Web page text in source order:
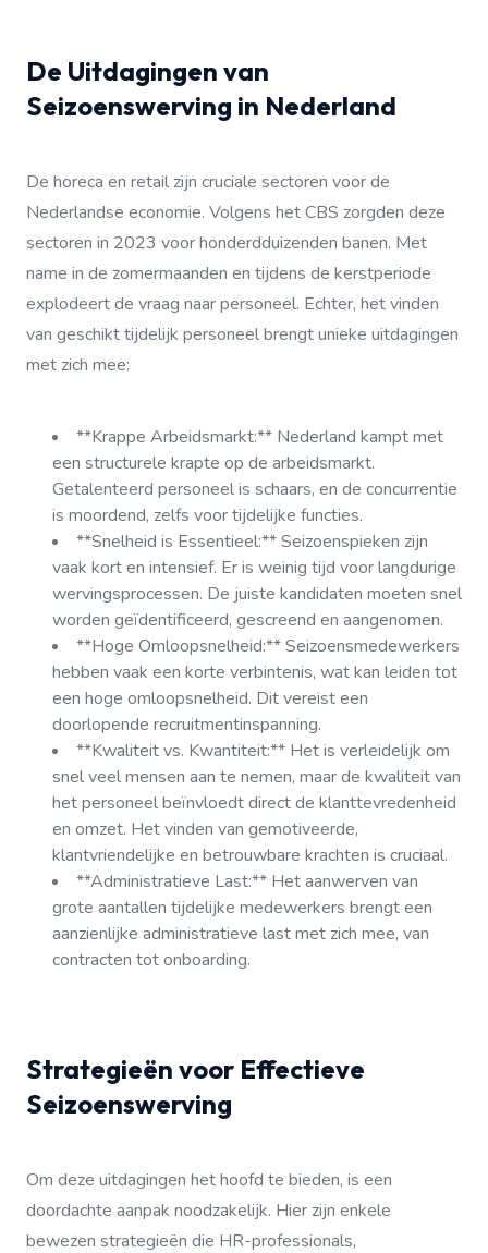
De Uitdagingen van
Seizoenswerving in Nederland
De horeca en retail zijn cruciale sectoren voor de
Nederlandse economie. Volgens het CBS zorgden deze
sectoren in 2023 voor honderdduizenden banen. Met
name in de zomermaanden en tijdens de kerstperiode
explodeert de vraag naar personeel. Echter, het vinden
van geschikt tijdelijk personeel brengt unieke uitdagingen
met zich mee:
**Krappe Arbeidsmarkt:** Nederland kampt met
een structurele krapte op de arbeidsmarkt.
Getalenteerd personeel is schaars, en de concurrentie
is moordend, zelfs voor tijdelijke functies.
**Snelheid is Essentieel:** Seizoenspieken zijn
vaak kort en intensief. Er is weinig tijd voor langdurige
wervingsprocessen. De juiste kandidaten moeten snel
worden geïdentificeerd, gescreend en aangenomen.
**Hoge Omloopsnelheid:** Seizoensmedewerkers
hebben vaak een korte verbintenis, wat kan leiden tot
een hoge omloopsnelheid. Dit vereist een
doorlopende recruitmentinspanning.
**Kwaliteit vs. Kwantiteit:** Het is verleidelijk om
snel veel mensen aan te nemen, maar de kwaliteit van
het personeel beïnvloedt direct de klanttevredenheid
en omzet. Het vinden van gemotiveerde,
klantvriendelijke en betrouwbare krachten is cruciaal.
**Administratieve Last:** Het aanwerven van
grote aantallen tijdelijke medewerkers brengt een
aanzienlijke administratieve last met zich mee, van
contracten tot onboarding.
Strategieën voor Effectieve
Seizoenswerving
Om deze uitdagingen het hoofd te bieden, is een
doordachte aanpak noodzakelijk. Hier zijn enkele
bewezen strategieën die HR-professionals,